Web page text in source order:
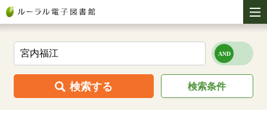
検索する 検索条件